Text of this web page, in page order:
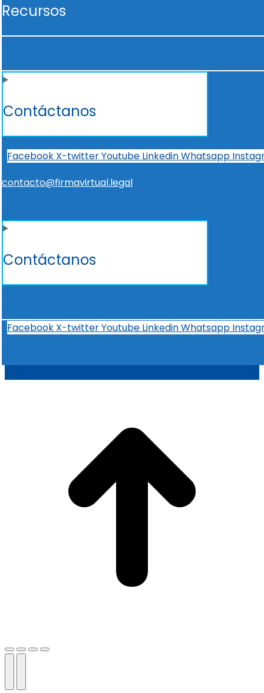
Recursos
Contáctanos
Facebook X-twitterYoutube LinkedinWhatsapp
contacto@firmavirtual.legal
Contáctanos
Facebook X-twitterYoutube LinkedinWhatsapp